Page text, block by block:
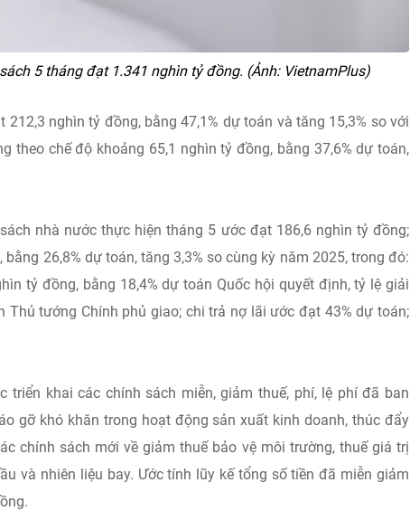
5 tháng đạt 1.341 nghìn tỷ đồng. (Ảnh: VietnamPlus)
nghìn tỷ đồng, bằng 47,1% dự toán và tăng 15,3% so với
theo chế độ khoảng 65,1 nghìn tỷ đồng, bằng 37,6% dự toán,
nhà nước thực hiện tháng 5 ước đạt 186,6 nghìn tỷ đồng;
26,8% dự toán, tăng 3,3% so cùng kỳ năm 2025, trong đó:
tỷ đồng, bằng 18,4% dự toán Quốc hội quyết định, tỷ lệ giải
Thủ tướng Chính phủ giao; chi trả nợ lãi ước đạt 43% dự toán;
triển khai các chính sách miễn, giảm thuế, phí, lệ phí đã ban
gỡ khó khăn trong hoạt động sản xuất kinh doanh, thúc đẩy
chính sách mới về giảm thuế bảo vệ môi trường, thuế giá trị
và nhiên liệu bay. Ước tính lũy kế tổng số tiền đã miễn giảm